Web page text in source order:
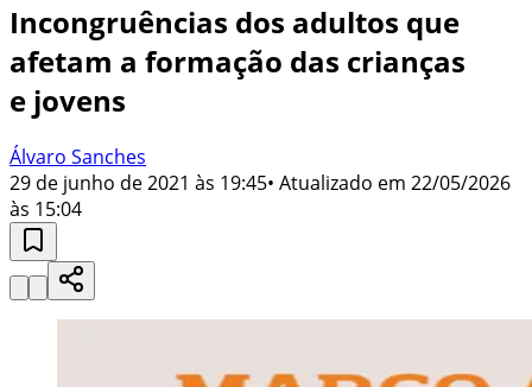
Incongruências dos adultos que
afetam a formação das crianças
e jovens
Álvaro Sanches
29 de junho de 2021 às 19:45• Atualizado em 22/05/2026
às 15:04